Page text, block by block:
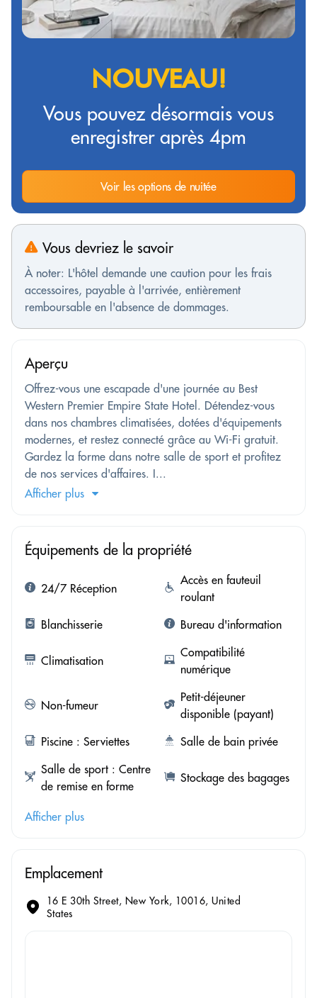
NOUVEAU!
Vous pouvez désormais vous
enregistrer après 4pm
Voir les options de nuitée
Vous devriez le savoir
À noter: L'hôtel demande une caution pour les frais
accessoires, payable à l'arrivée, entièrement
remboursable en l'absence de dommages.
Aperçu
Offrez-vous une escapade d'une journée au Best
Western Premier Empire State Hotel. Détendez-vous
dans nos chambres climatisées, dotées d'équipements
modernes, et restez connecté grâce au Wi-Fi gratuit.
Gardez la forme dans notre salle de sport et profitez
de nos services d'affaires. I...
Afficher plus
Équipements de la propriété
24/7 Réception
Accès en fauteuil
roulant
Blanchisserie
Bureau d'information
Climatisation
Compatibilité
numérique
Non-fumeur
Petit-déjeuner
disponible (payant)
Piscine : Serviettes
Salle de bain privée
Salle de sport : Centre
de remise en forme
Stockage des bagages
Afficher plus
Emplacement
16 E 30th Street, New York, 10016, United
States